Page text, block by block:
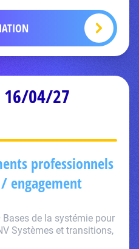
04/27
professionnels
engagement
de la systémie pour
Systèmes et transitions,